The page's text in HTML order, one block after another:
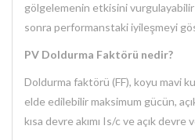
gölgelemenin etkisini
sonra performanstaki iyileşmeyi
PV Doldurma Faktörü nedir?
Doldurma faktörü (FF), koyu mavi
elde edilebilir maksimum gücün,
kısa devre akımı Is/c ve açık devre